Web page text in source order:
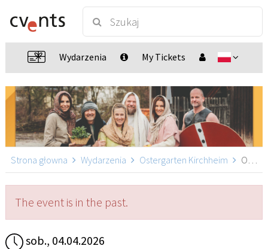
Wydarzenia My Tickets
Strona głowna Wydarzenia Ostergarten Kirchheim Ostergarten Kirchheim 13:30, Kirchheim unter Teck
The event is in the past.
sob., 04.04.2026